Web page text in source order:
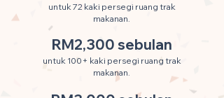
untuk 72 kaki persegi ruang trak
makanan.
RM2,300 sebulan
untuk 100+ kaki persegi ruang trak
makanan.